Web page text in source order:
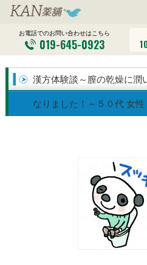
お電話でのお問い合わせはこちら
019-645-0923
漢方体験談～膣の乾燥に潤
なりました！～５０代 女性